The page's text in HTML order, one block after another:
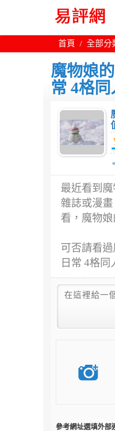
首頁 全部分
魔物娘
常 4格
最近看到
雜誌或漫
看，魔物
可否請看
日常 4格
參考網址選填外部